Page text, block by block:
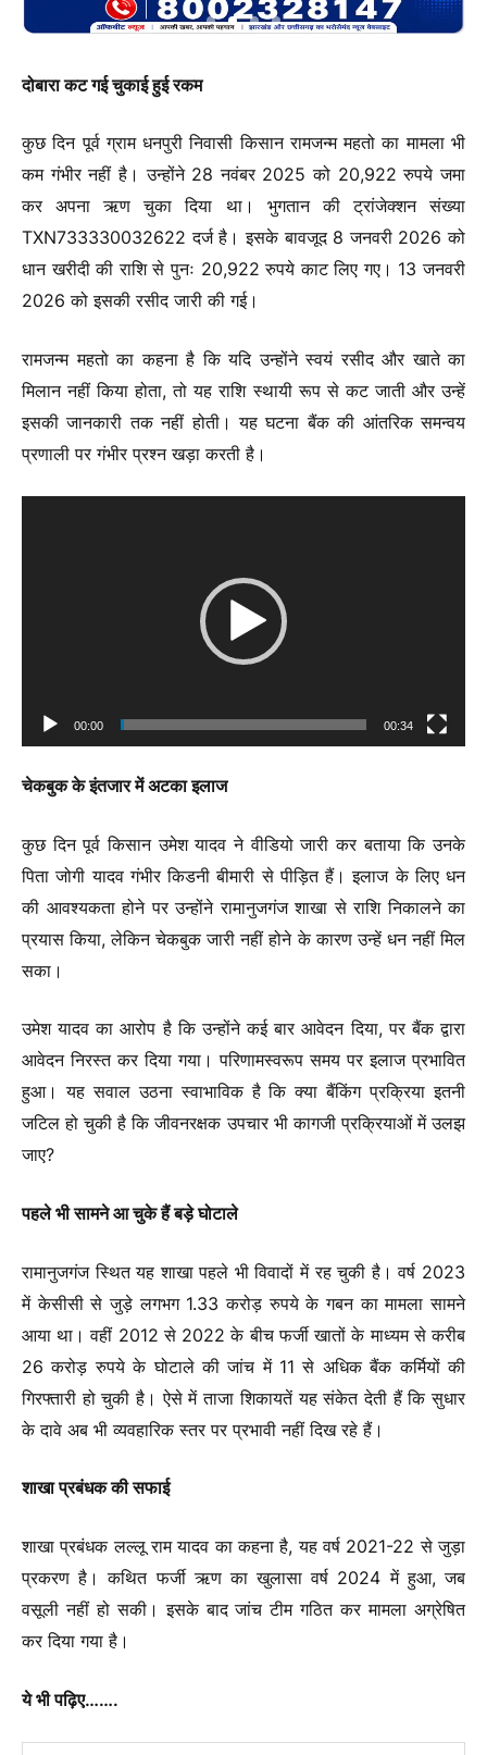
दोबारा कट गई चुकाई हुई रकम
कुछ दिन पूर्व ग्राम धनपुरी निवासी किसान रामजन्म महतो का मामला भी
कम गंभीर नहीं है। उन्होंने 28 नवंबर 2025 को 20,922 रुपये जमा
कर अपना ऋण चुका दिया था। भुगतान की ट्रांजेक्शन संख्या
TXN733330032622 दर्ज है। इसके बावजूद 8 जनवरी 2026 को
धान खरीदी की राशि से पुनः 20,922 रुपये काट लिए गए। 13 जनवरी
2026 को इसकी रसीद जारी की गई।
रामजन्म महतो का कहना है कि यदि उन्होंने स्वयं रसीद और खाते का
मिलान नहीं किया होता, तो यह राशि स्थायी रूप से कट जाती और उन्हें
इसकी जानकारी तक नहीं होती। यह घटना बैंक की आंतरिक समन्वय
प्रणाली पर गंभीर प्रश्न खड़ा करती है।
00:00 00:34
चेकबुक के इंतजार में अटका इलाज
कुछ दिन पूर्व किसान उमेश यादव ने वीडियो जारी कर बताया कि उनके
पिता जोगी यादव गंभीर किडनी बीमारी से पीड़ित हैं। इलाज के लिए धन
की आवश्यकता होने पर उन्होंने रामानुजगंज शाखा से राशि निकालने का
प्रयास किया, लेकिन चेकबुक जारी नहीं होने के कारण उन्हें धन नहीं मिल
सका।
उमेश यादव का आरोप है कि उन्होंने कई बार आवेदन दिया, पर बैंक द्वारा
आवेदन निरस्त कर दिया गया। परिणामस्वरूप समय पर इलाज प्रभावित
हुआ। यह सवाल उठना स्वाभाविक है कि क्या बैंकिंग प्रक्रिया इतनी
जटिल हो चुकी है कि जीवनरक्षक उपचार भी कागजी प्रक्रियाओं में उलझ
जाए?
पहले भी सामने आ चुके हैं बड़े घोटाले
रामानुजगंज स्थित यह शाखा पहले भी विवादों में रह चुकी है। वर्ष 2023
में केसीसी से जुड़े लगभग 1.33 करोड़ रुपये के गबन का मामला सामने
आया था। वहीं 2012 से 2022 के बीच फर्जी खातों के माध्यम से करीब
26 करोड़ रुपये के घोटाले की जांच में 11 से अधिक बैंक कर्मियों की
गिरफ्तारी हो चुकी है। ऐसे में ताजा शिकायतें यह संकेत देती हैं कि सुधार
के दावे अब भी व्यवहारिक स्तर पर प्रभावी नहीं दिख रहे हैं।
शाखा प्रबंधक की सफाई
शाखा प्रबंधक लल्लू राम यादव का कहना है, यह वर्ष 2021-22 से जुड़ा
प्रकरण है। कथित फर्जी ऋण का खुलासा वर्ष 2024 में हुआ, जब
वसूली नहीं हो सकी। इसके बाद जांच टीम गठित कर मामला अग्रेषित
कर दिया गया है।
ये भी पढ़िए…….